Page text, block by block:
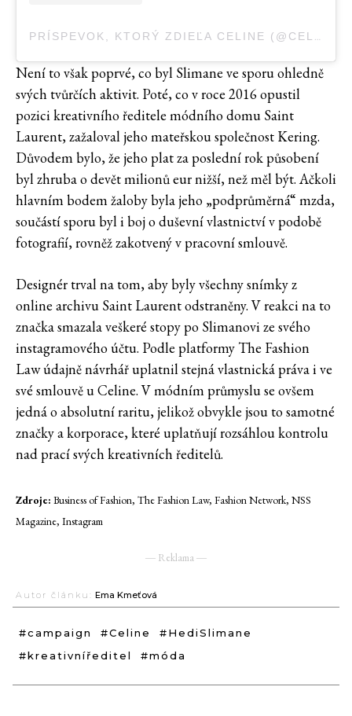
PRÍSPEVOK, KTORÝ ZDIEĽA CELINE (@CELINE)
Není to však poprvé, co byl Slimane ve sporu ohledně
svých tvůrčích aktivit. Poté, co v roce 2016 opustil
pozici kreativního ředitele módního domu Saint
Laurent, zažaloval jeho mateřskou společnost Kering.
Důvodem bylo, že jeho plat za poslední rok působení
byl zhruba o devět milionů eur nižší, než měl být. Ačkoli
hlavním bodem žaloby byla jeho „podprůměrná“ mzda,
součástí sporu byl i boj o duševní vlastnictví v podobě
fotografií, rovněž zakotvený v pracovní smlouvě.
Designér trval na tom, aby byly všechny snímky z
online archivu Saint Laurent odstraněny. V reakci na to
značka smazala veškeré stopy po Slimanovi ze svého
instagramového účtu. Podle platformy The Fashion
Law údajně návrhář uplatnil stejná vlastnická práva i ve
své smlouvě u Celine. V módním průmyslu se ovšem
jedná o absolutní raritu, jelikož obvykle jsou to samotné
značky a korporace, které uplatňují rozsáhlou kontrolu
nad prací svých kreativních ředitelů.
Zdroje: Business of Fashion, The Fashion Law, Fashion Network, NSS
Magazine, Instagram
― Reklama ―
Autor článku: Ema Kmeťová
#campaign #Celine
#HediSlimane
#kreativníředitel
#móda